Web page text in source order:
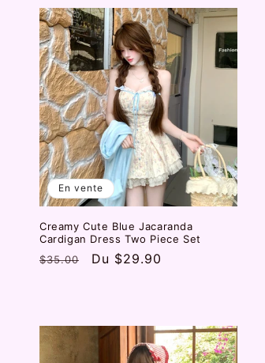
En vente
Creamy Cute Blue Jacaranda
Cardigan Dress Two Piece Set
Prix
$35.00
Prix
Du $29.90